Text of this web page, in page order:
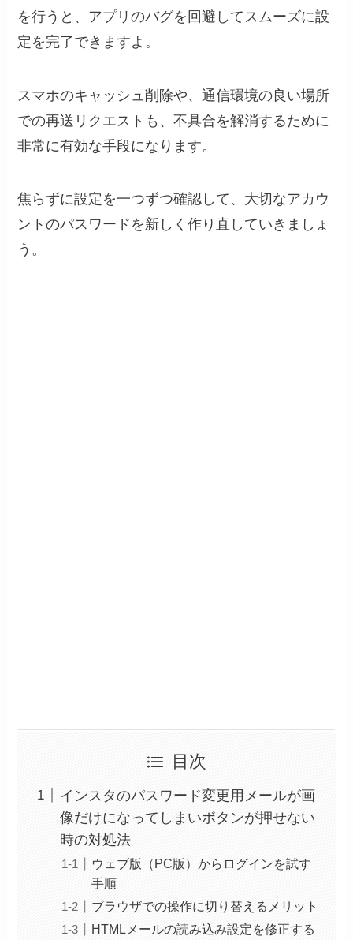
を行うと、アプリのバグを回避してスムーズに設
定を完了できますよ。
スマホのキャッシュ削除や、通信環境の良い場所
での再送リクエストも、不具合を解消するために
非常に有効な手段になります。
焦らずに設定を一つずつ確認して、大切なアカウ
ントのパスワードを新しく作り直していきましょ
う。
目次
インスタのパスワード変更用メールが画
像だけになってしまいボタンが押せない
時の対処法
ウェブ版（PC版）からログインを試す
手順
ブラウザでの操作に切り替えるメリット
HTMLメールの読み込み設定を修正する